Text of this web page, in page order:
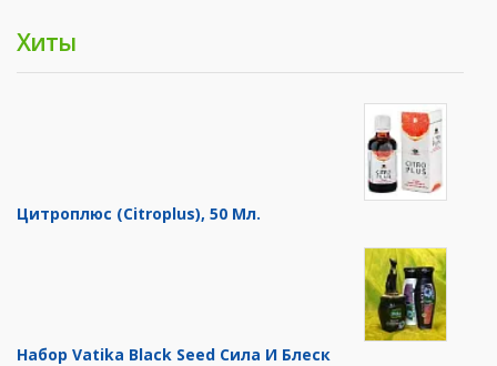
Хиты
Цитроплюс (Citroplus), 50 Мл.
Набор Vatika Black Seed Сила И Блеск